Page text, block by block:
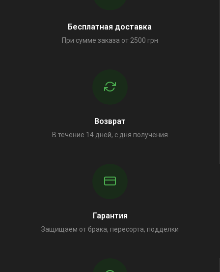
Бесплатная доставка
При сумме заказа от 2500 грн
Возврат
В течение 14 дней, с дня получения
Гарантия
Защищаем от брака, пересорта, подделки